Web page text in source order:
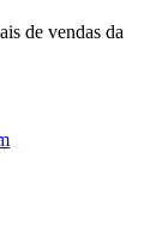
de vendas da